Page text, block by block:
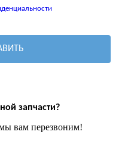
запчасти?
вам перезвоним!